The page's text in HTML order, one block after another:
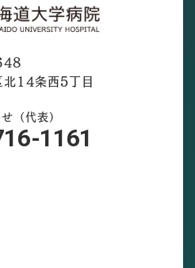
北14条西5丁目
（代表）
1161